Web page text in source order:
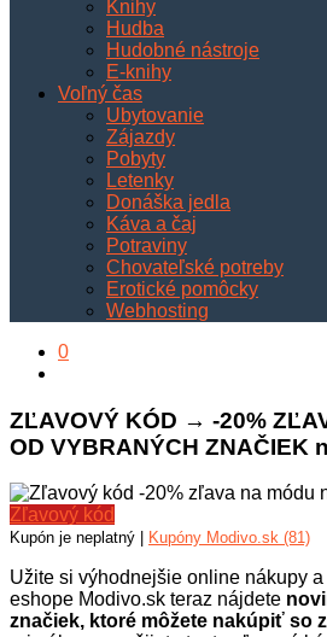
Knihy
Hudba
Hudobné nástroje
E-knihy
Voľný čas
Ubytovanie
Zájazdy
Pobyty
Letenky
Donáška jedla
Káva a čaj
Potraviny
Chovateľské potreby
Erotické pomôcky
Webhosting
0
ZĽAVOVÝ KÓD → -20%
OD VYBRANÝCH ZNAČIEK
Zľavový kód
Kupón je neplatný | Kupóny Modivo.sk (81)
Užite si výhodnejšie online nákupy
eshope Modivo.sk teraz nájdete
značiek, ktoré môžete nakúpiť so